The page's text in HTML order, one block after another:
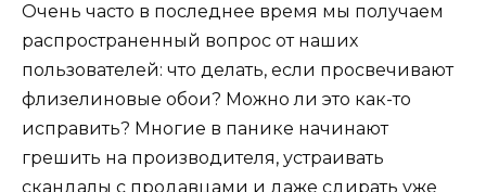
Очень часто в последнее время мы получаем
распространенный вопрос от наших
пользователей: что делать, если просвечивают
флизелиновые обои? Можно ли это как-то
исправить? Многие в панике начинают
грешить на производителя, устраивать
скандалы с продавцами и даже сдирать уже